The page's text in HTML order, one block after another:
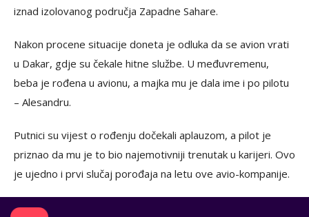
iznad izolovanog područja Zapadne Sahare.
Nakon procene situacije doneta je odluka da se avion vrati
u Dakar, gdje su čekale hitne službe. U međuvremenu,
beba je rođena u avionu, a majka mu je dala ime i po pilotu
– Alesandru.
Putnici su vijest o rođenju dočekali aplauzom, a pilot je
priznao da mu je to bio najemotivniji trenutak u karijeri. Ovo
je ujedno i prvi slučaj porođaja na letu ove avio-kompanije.